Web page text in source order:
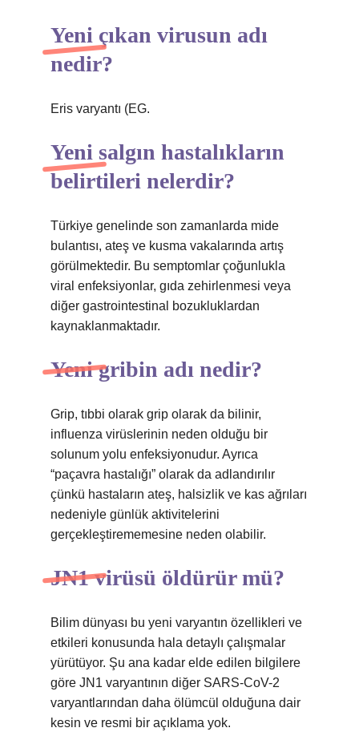
Yeni çıkan virusun adı
nedir?
Eris varyantı (EG.
Yeni salgın hastalıkların
belirtileri nelerdir?
Türkiye genelinde son zamanlarda mide
bulantısı, ateş ve kusma vakalarında artış
görülmektedir. Bu semptomlar çoğunlukla
viral enfeksiyonlar, gıda zehirlenmesi veya
diğer gastrointestinal bozukluklardan
kaynaklanmaktadır.
Yeni gribin adı nedir?
Grip, tıbbi olarak grip olarak da bilinir,
influenza virüslerinin neden olduğu bir
solunum yolu enfeksiyonudur. Ayrıca
“paçavra hastalığı” olarak da adlandırılır
çünkü hastaların ateş, halsizlik ve kas ağrıları
nedeniyle günlük aktivitelerini
gerçekleştirememesine neden olabilir.
JN1 virüsü öldürür mü?
Bilim dünyası bu yeni varyantın özellikleri ve
etkileri konusunda hala detaylı çalışmalar
yürütüyor. Şu ana kadar elde edilen bilgilere
göre JN1 varyantının diğer SARS-CoV-2
varyantlarından daha ölümcül olduğuna dair
kesin ve resmi bir açıklama yok.